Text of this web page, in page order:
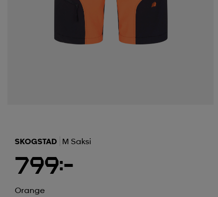
SKOGSTAD M Saksi
799:-
Orange